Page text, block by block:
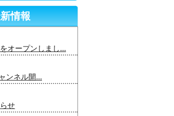
情報
オープンしまし...
ンネル開...
せ